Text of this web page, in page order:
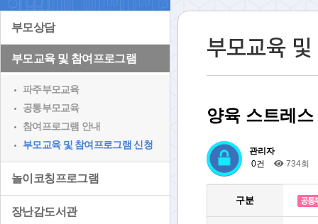
부모상담
부모교육 및 참여프로그램
파주부모교육
공통부모교육
참여프로그램 안내
부모교육 및 참여프로그램 신청
놀이코칭프로그램
장난감도서관
부모교육
양육 스트레
관리자
0건
734회
구분